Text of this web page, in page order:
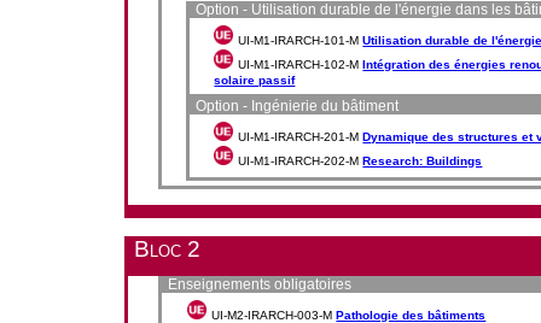
Option - Utilisation durable de l'énergie dans les
UI-M1-IRARCH-101-MUtilisation durable de
UI-M1-IRARCH-102-MIntégration des énergies
solaire passif
Option - Ingénierie du bâtiment
UI-M1-IRARCH-201-MDynamique des structures et
UI-M1-IRARCH-202-MResearch: Buildings
Bloc 2
Enseignements obligatoires
UI-M2-IRARCH-003-MPathologie des bâtiments